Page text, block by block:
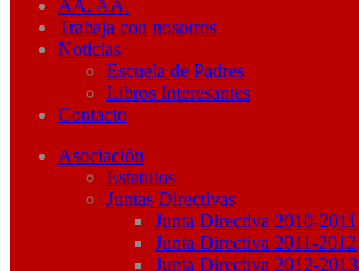
AA. AA.
Trabaja con nosotros
Noticias
Escuela de Padres
Libros Interesantes
Contacto
Asociación
Estatutos
Juntas Directivas
Junta Directiva 2010-2011
Junta Directiva 2011-2012
Junta Directiva 2012-2013